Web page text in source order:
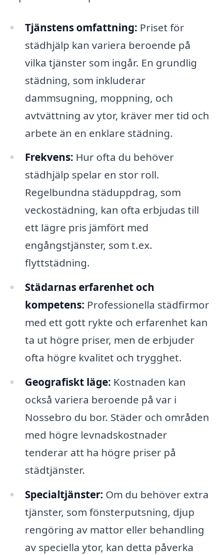
Tjänstens omfattning: Priset för
städhjälp kan variera beroende på
vilka tjänster som ingår. En grundlig
städning, som inkluderar
dammsugning, moppning, och
avtvättning av ytor, kräver mer tid och
arbete än en enklare städning.
Frekvens: Hur ofta du behöver
städhjälp spelar en stor roll.
Regelbundna städuppdrag, som
veckostädning, kan ofta erbjudas till
ett lägre pris jämfört med
engångstjänster, som t.ex.
flyttstädning.
Städarnas erfarenhet och
kompetens: Professionella städfirmor
med ett gott rykte och erfarenhet kan
ta ut högre priser, men de erbjuder
ofta högre kvalitet och trygghet.
Geografiskt läge: Kostnaden kan
också variera beroende på var i
Nossebro du bor. Städer och områden
med högre levnadskostnader
tenderar att ha högre priser på
städtjänster.
Specialtjänster: Om du behöver extra
tjänster, som fönsterputsning, djup
rengöring av mattor eller behandling
av speciella ytor, kan detta påverka